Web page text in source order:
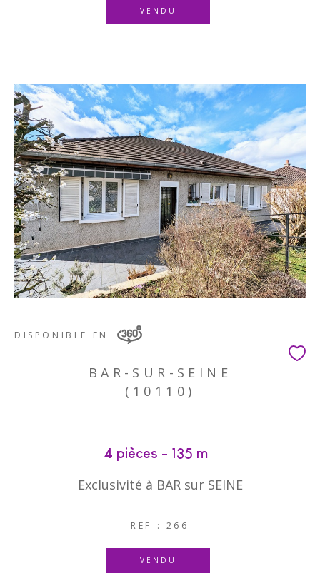
VENDU
DISPONIBLE EN
BAR-SUR-SEINE
(10110)
4 pièces - 135 m²
Exclusivité à BAR sur SEINE
REF : 266
VENDU